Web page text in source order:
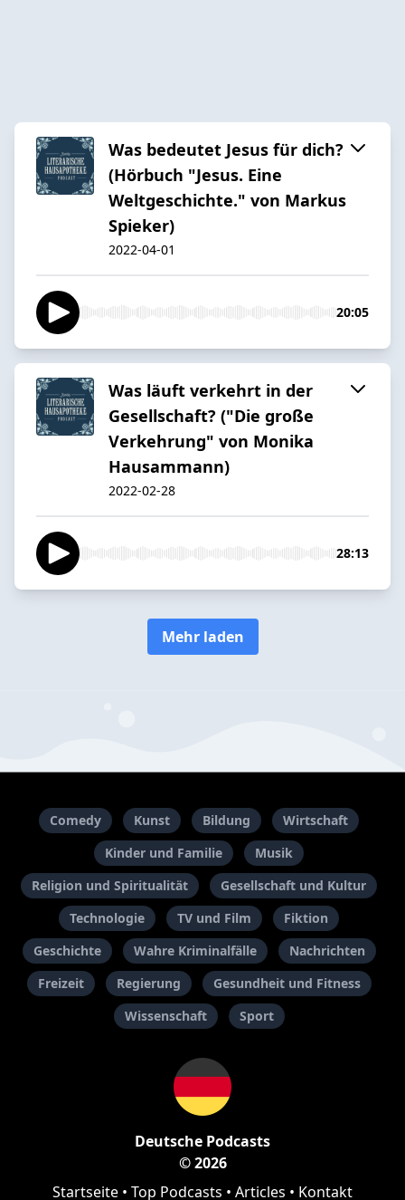
Was bedeutet Jesus für dich?
(Hörbuch "Jesus. Eine
Weltgeschichte." von Markus
Spieker)
2022-04-01
20:05
Was läuft verkehrt in der
Gesellschaft? ("Die große
Verkehrung" von Monika
Hausammann)
2022-02-28
28:13
Mehr laden
Comedy Kunst Bildung
Wirtschaft
Kinder und Familie
Musik
Religion und Spiritualität
Gesellschaft und Kultur
Technologie
TV und Film
Fiktion
Geschichte
Wahre Kriminalfälle
Nachrichten
Freizeit
Regierung
Gesundheit und Fitness
Wissenschaft
Sport
Deutsche Podcasts
© 2026
Startseite • Top Podcasts • Articles • Kontakt